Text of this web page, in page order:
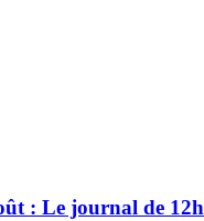
: Le journal de 12h